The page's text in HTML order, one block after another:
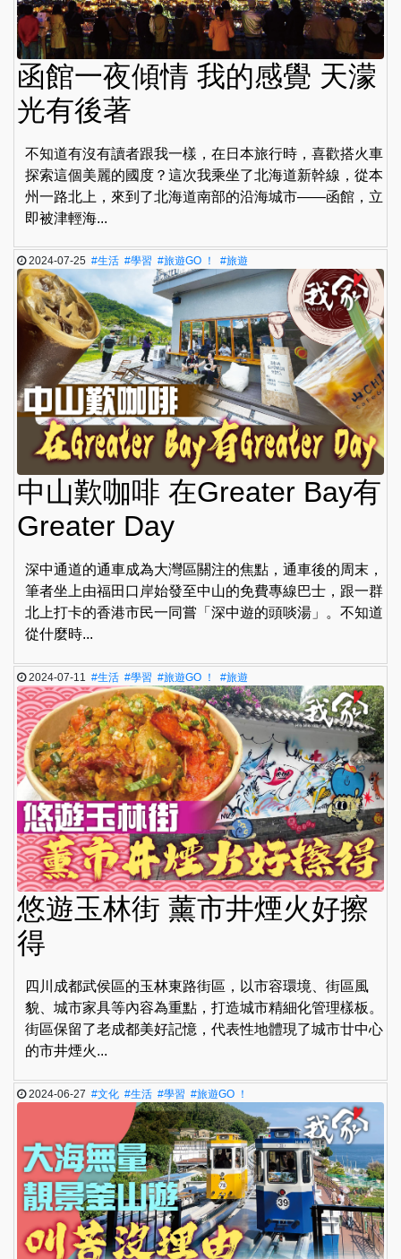
函館一夜傾情 我的感覺 天濛
光有後著
不知道有沒有讀者跟我一樣，在日本旅行時，喜歡搭火車
探索這個美麗的國度？這次我乘坐了北海道新幹線，從本
州一路北上，來到了北海道南部的沿海城市——函館，立
即被津輕海...
2024-07-25#生活 #學習 #旅遊GO ！ #旅遊
中山歎咖啡 在Greater Bay有
Greater Day
深中通道的通車成為大灣區關注的焦點，通車後的周末，
筆者坐上由福田口岸始發至中山的免費專線巴士，跟一群
北上打卡的香港市民一同嘗「深中遊的頭啖湯」。不知道
從什麼時...
2024-07-11#生活 #學習 #旅遊GO ！ #旅遊
悠遊玉林街 薰市井煙火好擦
得
四川成都武侯區的玉林東路街區，以市容環境、街區風
貌、城市家具等內容為重點，打造城市精細化管理樣板。
街區保留了老成都美好記憶，代表性地體現了城市廿中心
的市井煙火...
2024-06-27#文化 #生活 #學習 #旅遊GO ！